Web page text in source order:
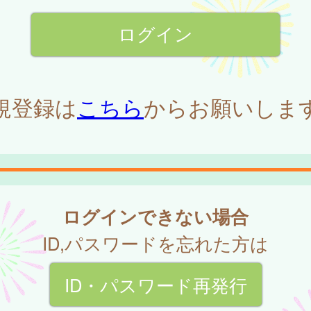
登録はこちらからお願いしま
ログインできない場合
ID,パスワードを忘れた方は
ID・パスワード再発行